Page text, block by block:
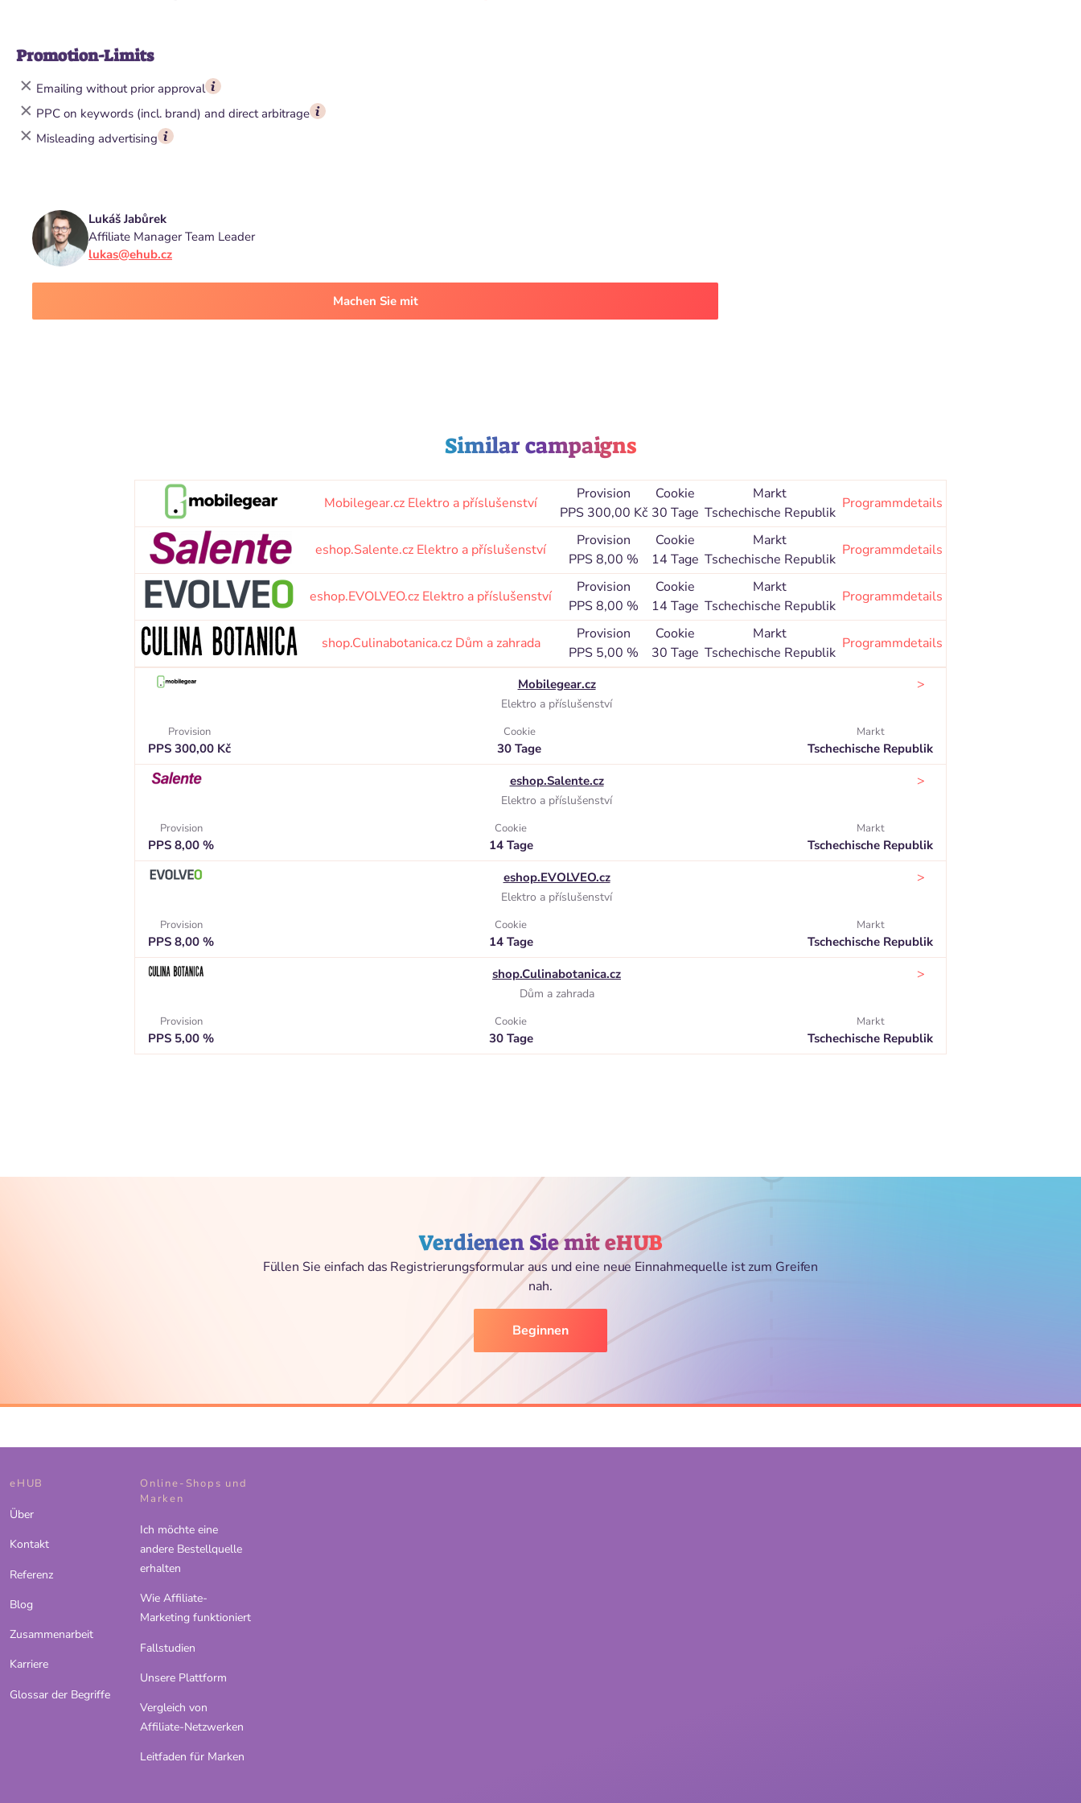
Promotion-Limits
Emailing without prior approval
PPC on keywords (incl. brand) and direct arbitrage
Misleading advertising
Lukáš Jabůrek
Affiliate Manager Team Leader
lukas@ehub.cz
Machen Sie mit
Similar campaigns
Mobilegear.cz Elektro a příslušenství
Provision
PPS 300,00 Kč
Cookie
30 Tage
Markt
Tschechische Republik
Programmdetails
eshop.Salente.cz Elektro a příslušenství
Provision
PPS 8,00 %
Cookie
14 Tage
Markt
Tschechische Republik
Programmdetails
eshop.EVOLVEO.cz Elektro a příslušenství
Provision
PPS 8,00 %
Cookie
14 Tage
Markt
Tschechische Republik
Programmdetails
shop.Culinabotanica.cz Dům a zahrada
Provision
PPS 5,00 %
Cookie
30 Tage
Markt
Tschechische Republik
Programmdetails
Mobilegear.cz
Elektro a příslušenství
>
Provision
PPS 300,00 Kč
Cookie
30 Tage
Markt
Tschechische Republik
eshop.Salente.cz
Elektro a příslušenství
>
Provision
PPS 8,00 %
Cookie
14 Tage
Markt
Tschechische Republik
eshop.EVOLVEO.cz
Elektro a příslušenství
>
Provision
PPS 8,00 %
Cookie
14 Tage
Markt
Tschechische Republik
shop.Culinabotanica.cz
Dům a zahrada
>
Provision
PPS 5,00 %
Cookie
30 Tage
Markt
Tschechische Republik
Verdienen Sie mit eHUB
Füllen Sie einfach das Registrierungsformular aus und eine neue Einnahmequelle ist zum Greifen
nah.
Beginnen
eHUB
Über
Kontakt
Referenz
Blog
Zusammenarbeit
Karriere
Glossar der Begriffe
Online-Shops und
Marken
Ich möchte eine
andere Bestellquelle
erhalten
Wie Affiliate-
Marketing funktioniert
Fallstudien
Unsere Plattform
Vergleich von
Affiliate-Netzwerken
Leitfaden für Marken